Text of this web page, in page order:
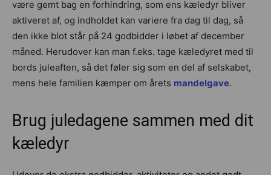
være gemt bag en forhindring, som ens kæledyr bliver
aktiveret af, og indholdet kan variere fra dag til dag, så
den ikke blot står på 24 godbidder i løbet af december
måned. Herudover kan man f.eks. tage kæledyret med til
bords juleaften, så det føler sig som en del af selskabet,
mens hele familien kæmper om årets mandelgave.
Brug juledagene sammen med dit
kæledyr